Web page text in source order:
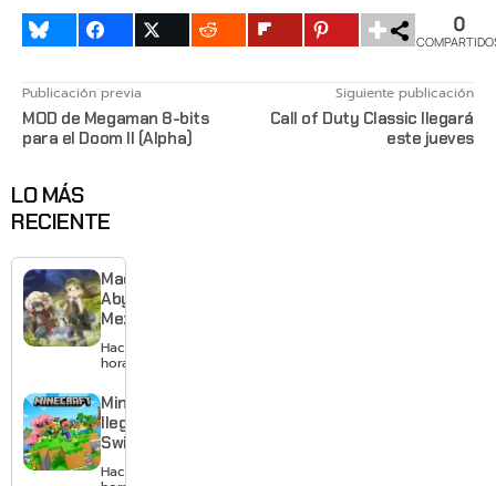
0
Publicación previa
MOD de Megaman 8-bits
para el Doom II (Alpha)
Siguiente publicación
Call of Duty Classic llegará
este jueves
LO MÁS
RECIENTE
Made in
Abyss:
Mezameru
Shinpi
revela
tráiler,
reparto y
tema
Hace 2
horas
Minecraft
llega a
Switch 2
con
Hace 5